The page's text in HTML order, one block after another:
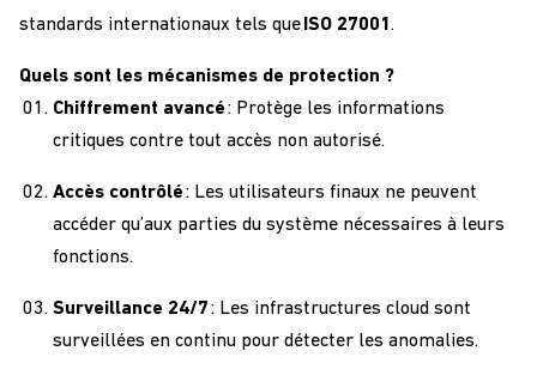
standards internationaux tels que ISO 27001 .
Quels sont les mécanismes de protection ?
Chiffrement avancé: Protège les informations
critiques contre tout accès non autorisé.
Accès contrôlé: Les utilisateurs finaux ne peuvent
accéder qu’aux parties du système nécessaires à leurs
fonctions.
Surveillance 24/7: Les infrastructures cloud sont
surveillées en continu pour détecter les anomalies.